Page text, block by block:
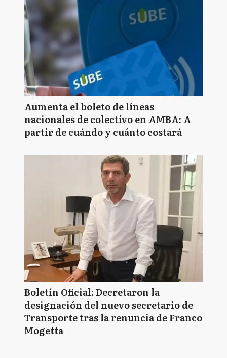
Aumenta el boleto de líneas
nacionales de colectivo en AMBA: A
partir de cuándo y cuánto costará
Boletín Oficial: Decretaron la
designación del nuevo secretario de
Transporte tras la renuncia de Franco
Mogetta